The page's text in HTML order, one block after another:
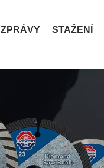
ZPRÁVY STAŽENÍ